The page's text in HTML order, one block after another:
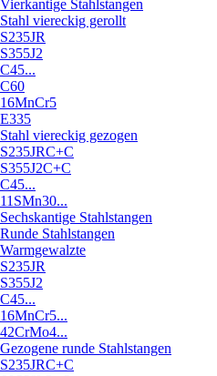
Vierkantige Stahlstangen
Stahl viereckig gerollt
S235JR
S355J2
C45...
C60
16MnCr5
E335
Stahl viereckig gezogen
S235JRC+C
S355J2C+C
C45...
11SMn30...
Sechskantige Stahlstangen
Runde Stahlstangen
Warmgewalzte
S235JR
S355J2
C45...
16MnCr5...
42CrMo4...
Gezogene runde Stahlstangen
S235JRC+C